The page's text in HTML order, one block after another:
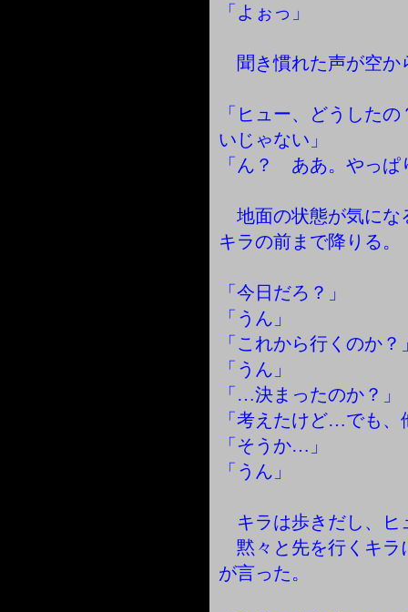
「よぉっ」
聞き慣れた声が空か
「ヒュー、どうした
いじゃない」
「ん？ ああ。やっぱ
地面の状態が気にな
キラの前まで降りる。
「今日だろ？」
「うん」
「これから行くのか？
「うん」
「…決まったのか？」
「考えたけど…でも
「そうか…」
「うん」
キラは歩きだし、ヒ
黙々と先を行くキラ
が言った。